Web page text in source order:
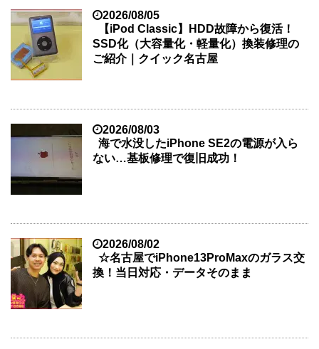
2026/08/05
【iPod Classic】HDD故障から復活！
SSD化（大容量化・軽量化）換装修理の
ご紹介｜クイック名古屋
2026/08/03
海で水没したiPhone SE2の電源が入ら
ない…基板修理で復旧成功！
2026/08/02
☆名古屋でiPhone13ProMaxのガラス交
換！当日対応・データそのまま